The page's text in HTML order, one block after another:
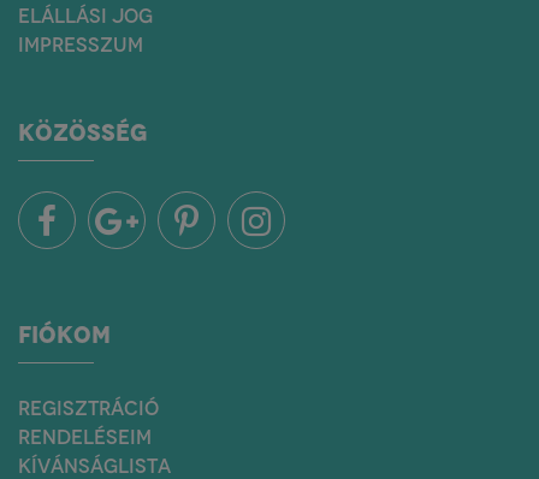
ELÁLLÁSI JOG
IMPRESSZUM
KÖZÖSSÉG
FIÓKOM
REGISZTRÁCIÓ
RENDELÉSEIM
KÍVÁNSÁGLISTA